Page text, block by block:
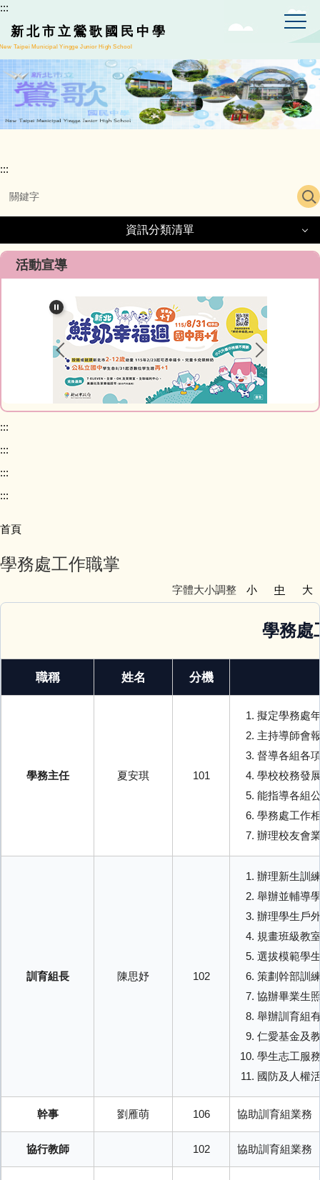
跳
到
主
要
內
容
區
:::
新北市立鶯歌國民中學
Taipei Municipal Yingge Junior High School
:::
資訊分類清單
資訊分類清單
正常教學專區
課程計畫專區
校務問卷填寫
校務規章及辦法
升學進路相關連結
下載專區
數位學習生生用平板
活動宣導
:::
:::
:::
:::
首頁
學務處工作職掌
字體大小調整 小 中 大
學務處
職稱 姓名 分機
學務主任 夏安琪 101
擬定學務處
主持導師會
督導各組各
學校校務發
能指導各組
學務處工作
辦理校友會
訓育組長 陳思妤 102
辦理新生訓
舉辦並輔導
辦理學生戶
規畫班級教
選拔模範學
策劃幹部訓
協辦畢業生
舉辦訓育組
仁愛基金及
學生志工服
國防及人權
幹事 劉雁萌 106 協助訓育組業務
協行教師 102 協助訓育組業務